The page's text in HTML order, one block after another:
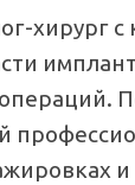
хирург